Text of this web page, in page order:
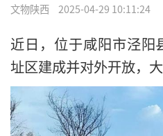
文物陕西 2025-04-29 10:11:24
近日，位于咸阳市泾阳
址区建成并对外开放，